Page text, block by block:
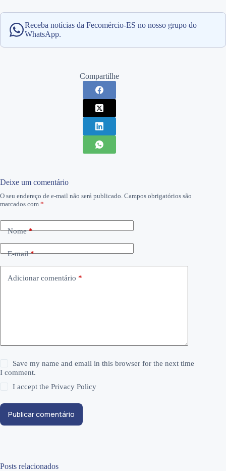
Receba notícias da Fecomércio-ES no nosso grupo do
WhatsApp.
Compartilhe
Deixe um comentário
O seu endereço de e-mail não será publicado. Campos obrigatórios são
marcados com *
Nome*
E-mail*
Adicionar comentário *
Save my name and email in this browser for the next time
I comment.
I accept thePrivacy Policy
Publicar comentário
Posts relacionados